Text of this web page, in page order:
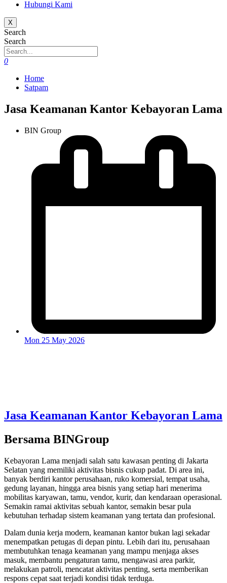
Hubungi Kami
X
Search
Search
0
Home
Satpam
Jasa Keamanan Kantor Kebayoran Lama
BIN Group
Mon 25 May 2026
Jasa Keamanan Kantor Kebayoran Lama
Bersama BINGroup
Kebayoran Lama menjadi salah satu kawasan penting di Jakarta
Selatan yang memiliki aktivitas bisnis cukup padat. Di area ini,
banyak berdiri kantor perusahaan, ruko komersial, tempat usaha,
gedung layanan, hingga area bisnis yang setiap hari menerima
mobilitas karyawan, tamu, vendor, kurir, dan kendaraan operasional.
Semakin ramai aktivitas sebuah kantor, semakin besar pula
kebutuhan terhadap sistem keamanan yang tertata dan profesional.
Dalam dunia kerja modern, keamanan kantor bukan lagi sekadar
menempatkan petugas di depan pintu. Lebih dari itu, perusahaan
membutuhkan tenaga keamanan yang mampu menjaga akses
masuk, membantu pengaturan tamu, mengawasi area parkir,
melakukan patroli, mencatat aktivitas penting, serta memberikan
respons cepat saat terjadi kondisi tidak terduga.